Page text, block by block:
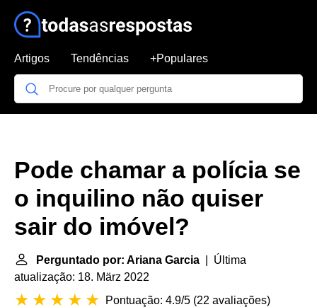
Artigos Tendências +Populares
Pode chamar a polícia se
o inquilino não quiser
sair do imóvel?
Perguntado por: Ariana Garcia | Última
atualização: 18. März 2022
Pontuação: 4.9/5 (22 avaliações)